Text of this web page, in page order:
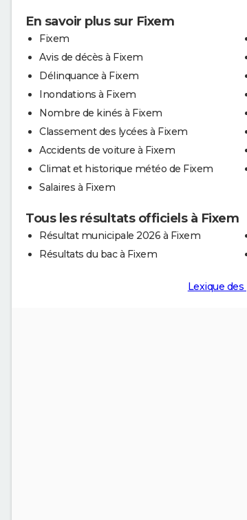
En savoir plus sur Fixem
Fixem
Avis de décès à Fixem
Délinquance à Fixem
Inondations à Fixem
Nombre de kinés à Fixem
Classement des lycées à Fixem
Accidents de voiture à Fixem
Climat et historique météo de Fixem
Salaires à Fixem
Tous les résultats officiels à Fixem
Résultat municipale 2026 à Fixem
Résultats du bac à Fixem
Lexique